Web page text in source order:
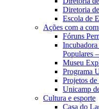
Diretoria
Escola de
Ações com a
Fóruns
Populares
Museu
Programa
Projetos
Unicamp
Cultura e esporte
Casa do